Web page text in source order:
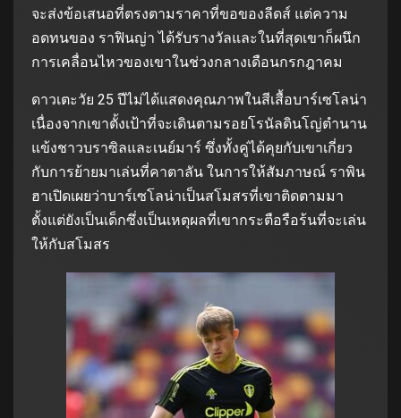
จะส่งข้อเสนอที่ตรงตามราคาที่ขอของลีดส์ แต่ความ
อดทนของ ราฟินญ่า ได้รับรางวัลและในที่สุดเขาก็ผนึก
การเคลื่อนไหวของเขาในช่วงกลางเดือนกรกฎาคม
ดาวเตะวัย 25 ปีไม่ได้แสดงคุณภาพในสีเสื้อบาร์เซโลน่า
เนื่องจากเขาตั้งเป้าที่จะเดินตามรอยโรนัลดินโญ่ตํานาน
แข้งชาวบราซิลและเนย์มาร์ ซึ่งทั้งคู่ได้คุยกับเขาเกี่ยว
กับการย้ายมาเล่นที่คาตาลัน ในการให้สัมภาษณ์ ราพิน
ฮาเปิดเผยว่าบาร์เซโลน่าเป็นสโมสรที่เขาติดตามมา
ตั้งแต่ยังเป็นเด็กซึ่งเป็นเหตุผลที่เขากระตือรือร้นที่จะเล่น
ให้กับสโมสร